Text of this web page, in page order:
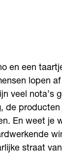
en een
lopen
veel
En weet je
straat